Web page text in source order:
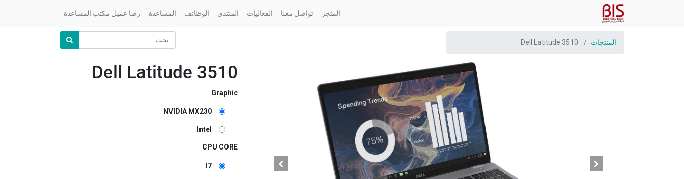
المتجر تواصل معنا الفعاليات المنتدى الوظائف المساعدة رضا عميل مكتب المساعدة
المنتجات Dell Latitude 3510
Dell Latitude 3510
Graphic
NVIDIA MX230
Intel
CPU CORE
I7